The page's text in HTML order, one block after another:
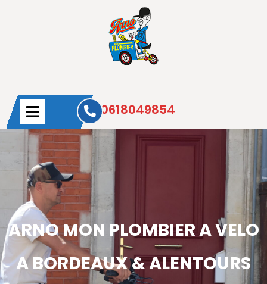
0618049854
ARNO MON PLOMBIER A VELO
A BORDEAUX & ALENTOURS